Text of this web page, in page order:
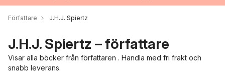
Författare J.H.J. Spiertz
J.H.J. Spiertz – författare
Visar alla böcker från författaren . Handla med fri frakt och
snabb leverans.